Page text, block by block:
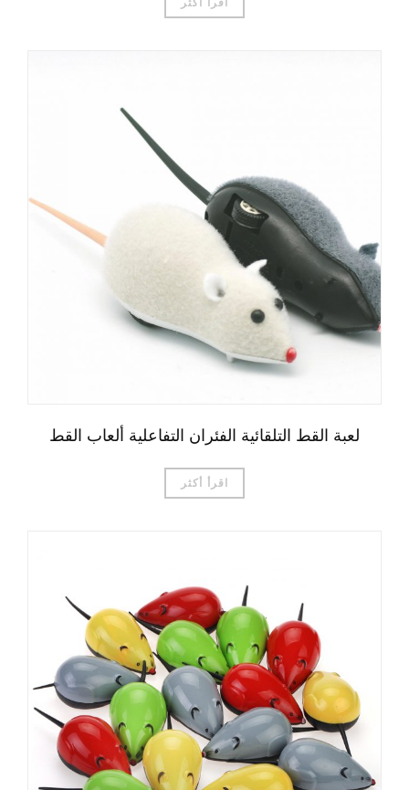
لعبة القط التلقائية الفئران التفاعلية ألعاب القط
اقرأ أكثر